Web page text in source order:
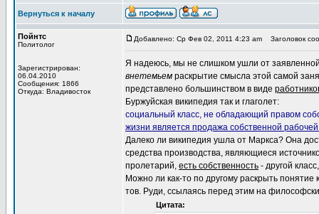
Вернуться к началу
Пойнтс
Политолог
Зарегистрирован:
06.04.2010
Сообщения: 1866
Откуда: Владивосток
Добавлено: Ср Фев 02, 2011 4:23 am Заголовок
Я надеюсь, мы не слишком ушли от
внетемьем раскрытие смысла этой самой
представлено большинством в виде
Буржуйская википедия так и глаголет:
социальный класс, не обладающий правом
жизни является продажа собственной
Далеко ли википедия ушла от Маркса? Она
средства производства, являющиеся
пролетарий, есть собственность - другой
Можно ли как-то по другому раскрыть понятие
тов. Руди, ссылаясь перед этим на
Цитата: